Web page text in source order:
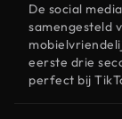
De social
samengesteld
eerste drie
perfect bij